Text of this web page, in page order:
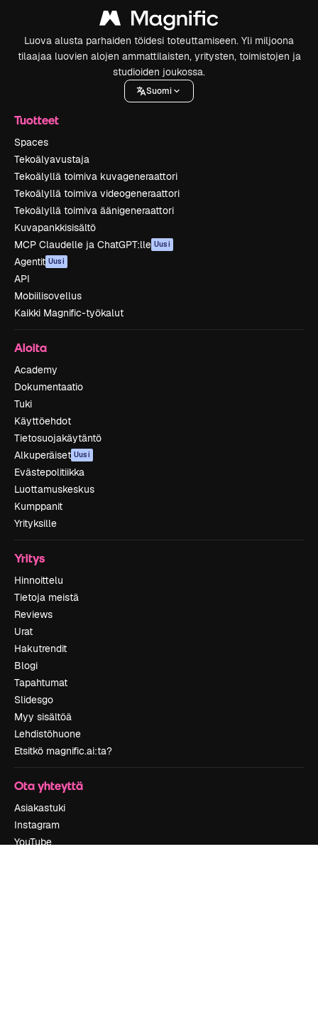
Luova alusta parhaiden töidesi toteuttamiseen. Yli miljoona
tilaajaa luovien alojen ammattilaisten, yritysten, toimistojen ja
studioiden joukossa.
Suomi
Tuotteet
Spaces
Tekoälyavustaja
Tekoälyllä toimiva kuvageneraattori
Tekoälyllä toimiva videogeneraattori
Tekoälyllä toimiva äänigeneraattori
Kuvapankkisisältö
MCP Claudelle ja ChatGPT:lle Uusi
Agentit Uusi
API
Mobiilisovellus
Kaikki Magnific-työkalut
Aloita
Academy
Dokumentaatio
Tuki
Käyttöehdot
Tietosuojakäytäntö
Alkuperäiset Uusi
Evästepolitiikka
Luottamuskeskus
Kumppanit
Yrityksille
Yritys
Hinnoittelu
Tietoja meistä
Reviews
Urat
Hakutrendit
Blogi
Tapahtumat
Slidesgo
Myy sisältöä
Lehdistöhuone
Etsitkö magnific.ai:ta?
Ota yhteyttä
Asiakastuki
Instagram
YouTube